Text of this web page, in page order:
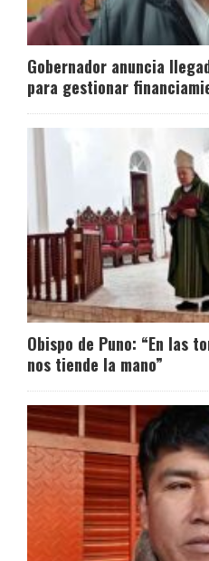
Gobernador anuncia
para gestionar
Obispo de Puno: “En las
nos tiende la mano”